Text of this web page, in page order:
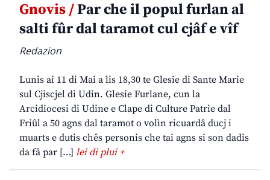
Gnovis /Par che il popul furlan al
salti fûr dal taramot cul cjâf e vîf
Redazion
Lunis ai 11 di Mai a lis 18,30 te Glesie di Sante Marie
sul Cjiscjel di Udin. Glesie Furlane, cun la
Arcidiocesi di Udine e Clape di Culture Patrie dal
Friûl a 50 agns dal taramot o volìn ricuardâ ducj i
muarts e dutis chês personis che tai agns si son dadis
da fâ par […] lei di plui +